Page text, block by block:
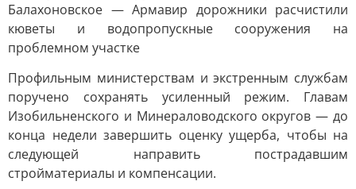
Балахоновское — Армавир дорожники расчистили
кюветы и водопропускные сооружения на
проблемном участке
Профильным министерствам и экстренным службам
поручено сохранять усиленный режим. Главам
Изобильненского и Минераловодского округов — до
конца недели завершить оценку ущерба, чтобы на
следующей направить пострадавшим
стройматериалы и компенсации.